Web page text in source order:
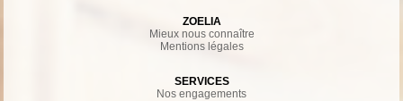
ZOELIA
Mieux nous connaître
Mentions légales
SERVICES
Nos engagements